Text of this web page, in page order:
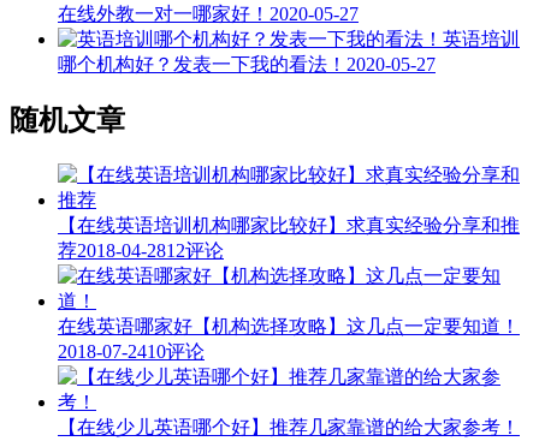
在线外教一对一哪家好！ 2020-05-27
英语培训
哪个机构好？发表一下我的看法！ 2020-05-27
随机文章
【在线英语培训机构哪家比较好】求真实经验分享和推
荐2018-04-2812评论
在线英语哪家好【机构选择攻略】这几点一定要知道！
2018-07-2410评论
【在线少儿英语哪个好】推荐几家靠谱的给大家参考！